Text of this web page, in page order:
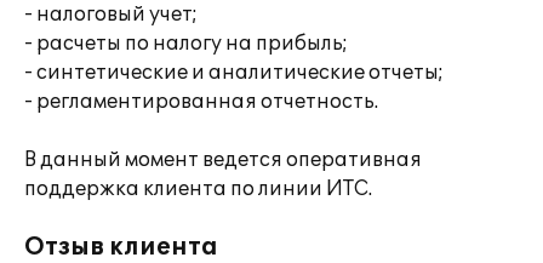
- налоговый учет;
- расчеты по налогу на прибыль;
- синтетические и аналитические отчеты;
- регламентированная отчетность.
В данный момент ведется оперативная
поддержка клиента по линии ИТС.
Отзыв клиента